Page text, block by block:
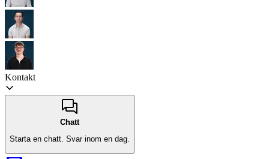
Kontakt
Chatt
Starta en chatt. Svar inom en dag.